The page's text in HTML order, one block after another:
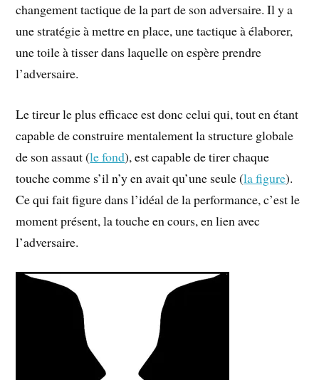
changement tactique de la part de son adversaire. Il y a
une stratégie à mettre en place, une tactique à élaborer,
une toile à tisser dans laquelle on espère prendre
l’adversaire.
Le tireur le plus efficace est donc celui qui, tout en étant
capable de construire mentalement la structure globale
de son assaut (le fond), est capable de tirer chaque
touche comme s’il n’y en avait qu’une seule (la figure).
Ce qui fait figure dans l’idéal de la performance, c’est le
moment présent, la touche en cours, en lien avec
l’adversaire.